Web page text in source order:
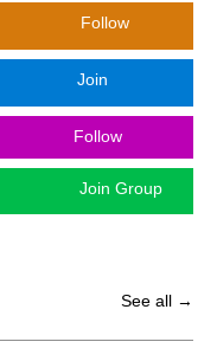
Follow
Join
Follow
Join Group
See all →